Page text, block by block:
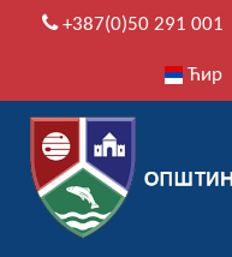
+387(0)50 291 001
Ћир